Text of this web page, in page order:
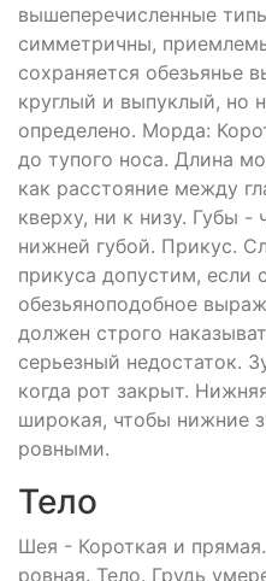
вышеперечисленные
симметричны,
сохраняется обезьянье
круглый и выпуклый, но
определено. Морда:
до тупого носа. Длина
как расстояние между
кверху, ни к низу. Губы
нижней губой. Прикус.
прикуса допустим, если
обезьяноподобное
должен строго
серьезный недостаток.
когда рот закрыт.
широкая, чтобы нижние
ровными.
Тело
Шея - Короткая и
ровная. Тело. Грудь